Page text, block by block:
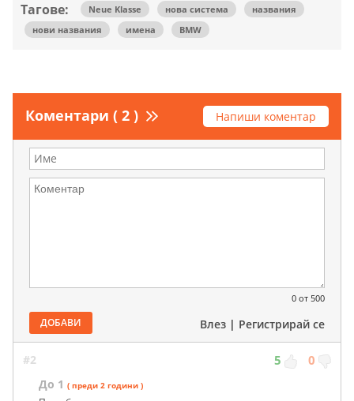
Тагове: Neue Klasse нова система
названия
нови названия
имена BMW
Коментари ( 2 ) Напиши коментар
0 от 500
ДОБАВИ Влез | Регистрирай се
#2 5 0
До 1 ( преди 2 години )